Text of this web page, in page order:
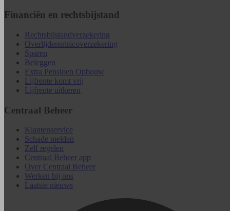
Financiën en rechtsbijstand
Rechtsbijstand­verzekering
Overlijdensrisico­verzekering
Sparen
Beleggen
Extra Pensioen Opbouw
Lijfrente komt vrij
Lijfrente uitkeren
Centraal Beheer
Klantenservice
Schade melden
Zelf regelen
Centraal Beheer app
Over Centraal Beheer
Werken bij ons
Laatste nieuws